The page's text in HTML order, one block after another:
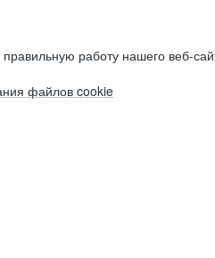
работу нашего веб-
файлов cookie